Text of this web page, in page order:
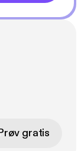
gratis